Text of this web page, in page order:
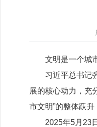
文明是一个城
习近平总书记
展的核心动力，充
市文明”的整体跃
2025年5月 23